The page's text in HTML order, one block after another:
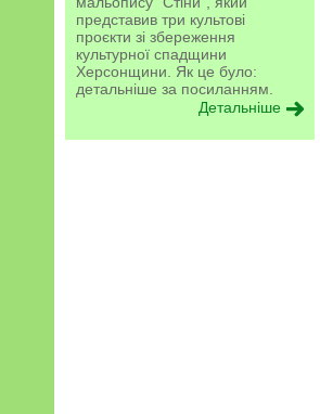
представив три культові
проєкти зі збереження
культурної спадщини
Херсонщини. Як це було:
детальніше за посиланням.
Детальніше